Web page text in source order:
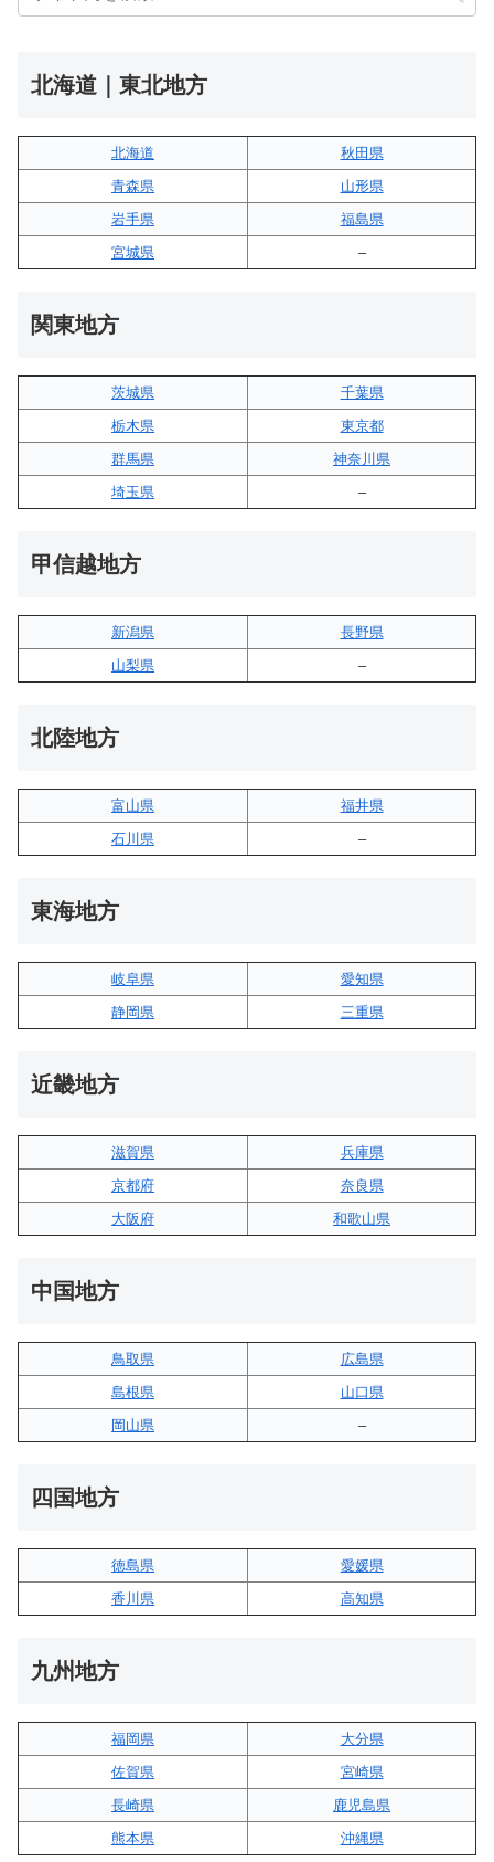
北海道｜東北地方
北海道
秋田県
青森県
山形県
岩手県
福島県
宮城県
–
関東地方
茨城県
千葉県
栃木県
東京都
群馬県
神奈川県
埼玉県
–
甲信越地方
新潟県
長野県
山梨県
–
北陸地方
富山県
福井県
石川県
–
東海地方
岐阜県
愛知県
静岡県
三重県
近畿地方
滋賀県
兵庫県
京都府
奈良県
大阪府
和歌山県
中国地方
鳥取県
広島県
島根県
山口県
岡山県
–
四国地方
徳島県
愛媛県
香川県
高知県
九州地方
福岡県
大分県
佐賀県
宮崎県
長崎県
鹿児島県
熊本県
沖縄県